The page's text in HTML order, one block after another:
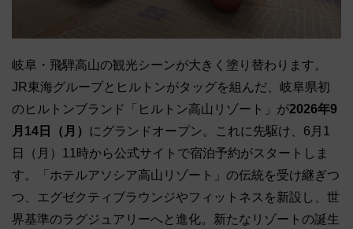
岐阜・飛騨高山の観光シーンが大きく塗り替わります。
JR東海グループとヒルトンがタッグを組んだ、岐阜県初
のヒルトンブランド「ヒルトン高山リゾート」が2026年9
月14日（月） にグランドオープン。これに先駆け、6月1
日（月）11時から公式サイトで宿泊予約がスタートしま
す。「ホテルアソシア高山リゾート」の伝統を受け継ぎつ
つ、エグゼクティブラウンジやフィットネスを新設し、世
界基準のラグジュアリーへと進化。新たなリゾートの誕生